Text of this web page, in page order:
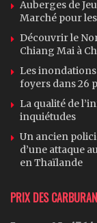
Auberges de
Marché pour
Découvrir le
Chiang Mai à
Les
foyers dans 26
La qualité de
inquiétudes
Un ancien
d’une attaque
en Thaïlande
PRIX DES